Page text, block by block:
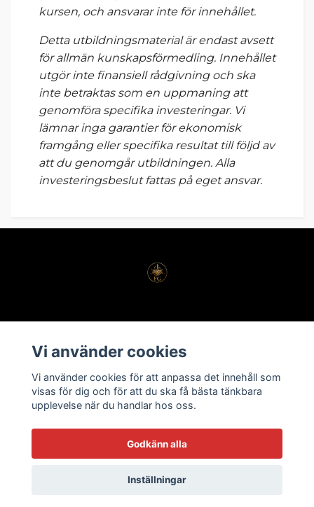
kursen, och ansvarar inte för innehållet.
Detta utbildningsmaterial är endast avsett
för allmän kunskapsförmedling. Innehållet
utgör inte finansiell rådgivning och ska
inte betraktas som en uppmaning att
genomföra specifika investeringar. Vi
lämnar inga garantier för ekonomisk
framgång eller specifika resultat till följd av
att du genomgår utbildningen. Alla
investeringsbeslut fattas på eget ansvar.
Kontakt
Vanliga frågor
Vi använder cookies
Vi använder cookies för att anpassa det innehåll som
visas för dig och för att du ska få bästa tänkbara
upplevelse när du handlar hos oss.
Godkänn alla
Inställningar